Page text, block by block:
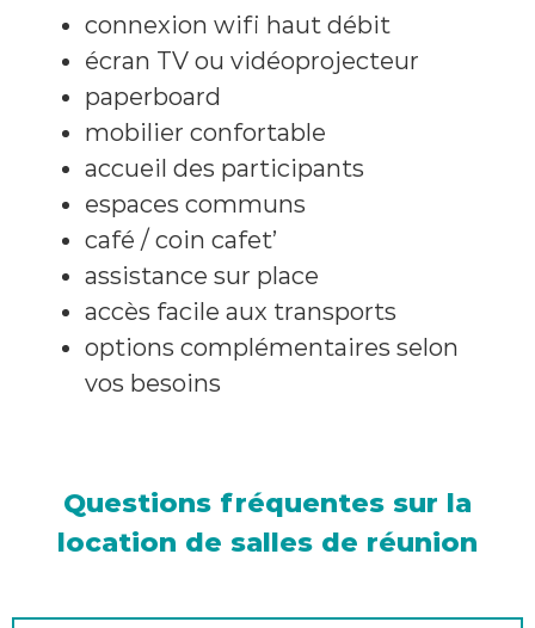
connexion wifi haut débit
écran TV ou vidéoprojecteur
paperboard
mobilier confortable
accueil des participants
espaces communs
café / coin cafet’
assistance sur place
accès facile aux transports
options complémentaires selon
vos besoins
Questions fréquentes sur la
location de salles de réunion